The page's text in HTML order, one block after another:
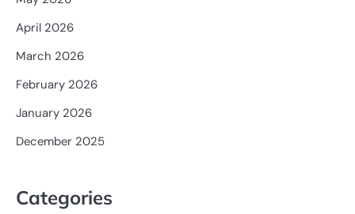
April 2026
March 2026
February 2026
January 2026
December 2025
Categories